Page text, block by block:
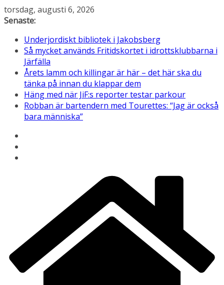
Hoppa
till
torsdag, augusti 6, 2026
Senaste:
Underjordiskt bibliotek i Jakobsberg
Så mycket används Fritidskortet i idrottsklubbarna i
Järfälla
Årets lamm och killingar är här – det här ska du
tänka på innan du klappar dem
Häng med när JiF:s reporter testar parkour
Robban är bartendern med Tourettes: “Jag är också
bara människa”